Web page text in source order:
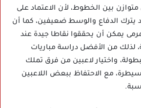
متوازن بين الخطوط، لأن الاعتماد على
يترك الدفاع والوسط ضعيفين، كما أن
يمكن أن يحققوا نقاطا جيدة عند
لذلك من الأفضل دراسة مباريات
واختيار لاعبين من فرق تملك
مع الاحتفاظ ببعض اللاعبين